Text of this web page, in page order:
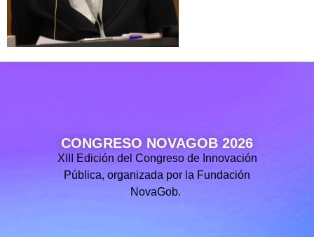
CONGRESO NOVAGOB 2026
XIII Edición del Congreso de Innovación
Pública, organizada por la Fundación
NovaGob.